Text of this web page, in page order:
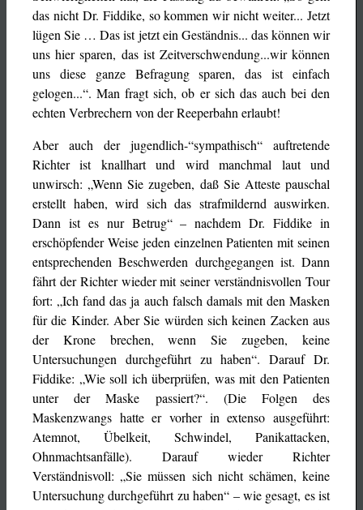
das nicht Dr. Fiddike, so kommen wir nicht weiter... Jetzt
lügen Sie … Das ist jetzt ein Geständnis... das können wir
uns hier sparen, das ist Zeitverschwendung...wir können
uns diese ganze Befragung sparen, das ist einfach
gelogen...“. Man fragt sich, ob er sich das auch bei den
echten Verbrechern von der Reeperbahn erlaubt!
Aber auch der jugendlich-“sympathisch“ auftretende
Richter ist knallhart und wird manchmal laut und
unwirsch: „Wenn Sie zugeben, daß Sie Atteste pauschal
erstellt haben, wird sich das strafmildernd auswirken.
Dann ist es nur Betrug“ – nachdem Dr. Fiddike in
erschöpfender Weise jeden einzelnen Patienten mit seinen
entsprechenden Beschwerden durchgegangen ist. Dann
fährt der Richter wieder mit seiner verständnisvollen Tour
fort: „Ich fand das ja auch falsch damals mit den Masken
für die Kinder. Aber Sie würden sich keinen Zacken aus
der Krone brechen, wenn Sie zugeben, keine
Untersuchungen durchgeführt zu haben“. Darauf Dr.
Fiddike: „Wie soll ich überprüfen, was mit den Patienten
unter der Maske passiert?“. (Die Folgen des
Maskenzwangs hatte er vorher in extenso ausgeführt:
Atemnot, Übelkeit, Schwindel, Panikattacken,
Ohnmachtsanfälle). Darauf wieder Richter
Verständnisvoll: „Sie müssen sich nicht schämen, keine
Untersuchung durchgeführt zu haben“ – wie gesagt, es ist